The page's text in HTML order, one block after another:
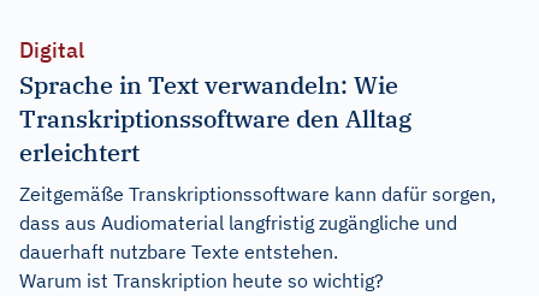
Digital
Sprache in Text verwandeln: Wie
Transkriptionssoftware den Alltag
erleichtert
Zeitgemäße Transkriptionssoftware kann dafür sorgen,
dass aus Audiomaterial langfristig zugängliche und
dauerhaft nutzbare Texte entstehen.
Warum ist Transkription heute so wichtig?